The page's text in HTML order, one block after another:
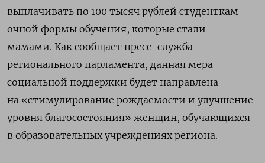
выплачивать по 100 тысяч рублей студенткам
очной формы обучения, которые стали
мамами. Как сообщает пресс-служба
регионального парламента, данная мера
социальной поддержки будет направлена
на «стимулирование рождаемости и улучшение
уровня благосостояния» женщин, обучающихся
в образовательных учреждениях региона.